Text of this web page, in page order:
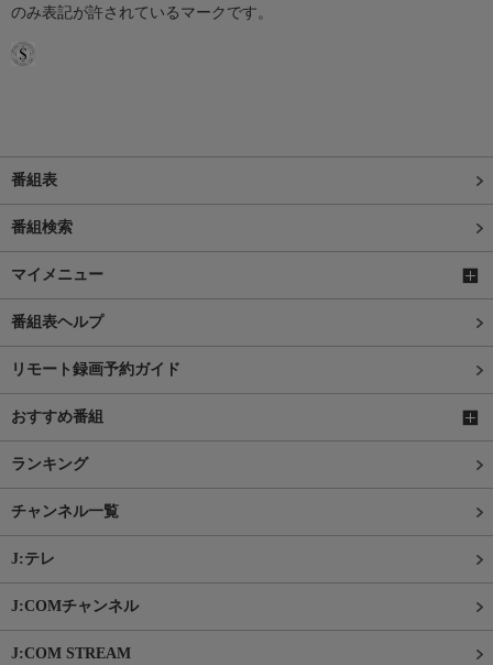
のみ表記が許されているマークです。
番組表
番組検索
マイメニュー
番組表ヘルプ
リモート録画予約ガイド
おすすめ番組
ランキング
チャンネル一覧
J:テレ
J:COMチャンネル
J:COM STREAM